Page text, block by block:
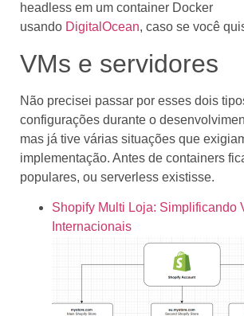
headless em um container Docker
usando DigitalOcean, caso se você
VMs e servidores
Não precisei passar por esses dois
configurações durante o
mas já tive várias situações que
implementação. Antes de containers
populares, ou serverless existisse.
Shopify Multi Loja: Simplificando
Internacionais